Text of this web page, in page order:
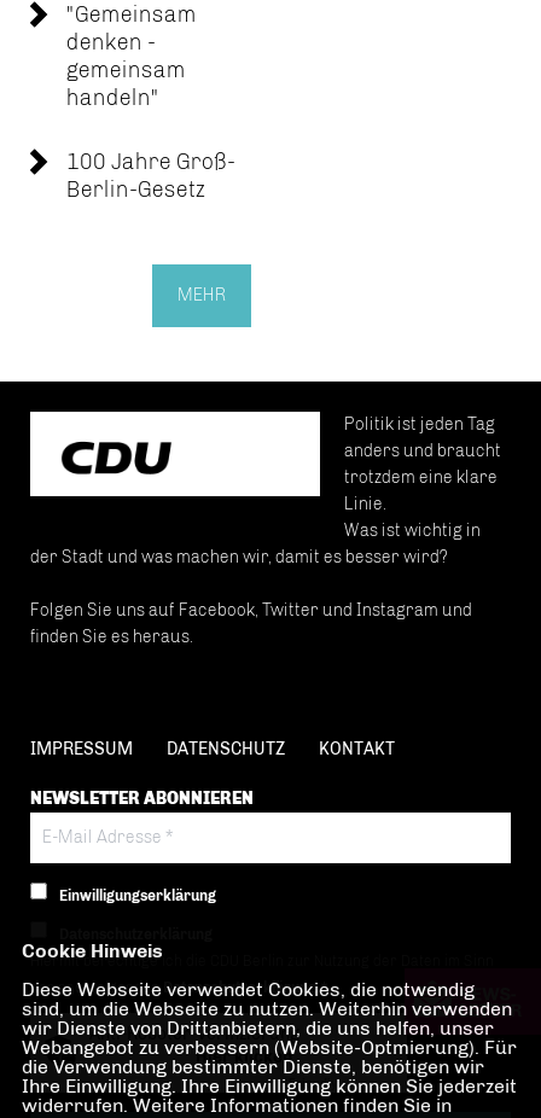
"Gemeinsam
denken -
gemeinsam
handeln"
100 Jahre Groß-
Berlin-Gesetz
MEHR
Politik ist jeden Tag
anders und braucht
trotzdem eine klare
Linie.
Was ist wichtig in
der Stadt und was machen wir, damit es besser wird?
Folgen Sie uns auf Facebook, Twitter und Instagram und
finden Sie es heraus.
IMPRESSUM DATENSCHUTZ KONTAKT
NEWSLETTER ABONNIEREN
Einwilligungserklärung
Hiermit berechtige ich die CDU Berlin zur Nutzung der Daten im Sinn
der nachfolgenden Datenschutzerklärung.*
Anti-Roboter-Verifizierung
Hier klicken
Friendly Captcha ⇗
Cookie Hinweis
Diese Webseite verwendet Cookies, die notwendig
sind, um die Webseite zu nutzen. Weiterhin verwenden
wir Dienste von Drittanbietern, die uns helfen, unser
Webangebot zu verbessern (Website-Optmierung). Für
die Verwendung bestimmter Dienste, benötigen wir
Ihre Einwilligung. Ihre Einwilligung können Sie jederzeit
widerrufen. Weitere Informationen finden Sie in